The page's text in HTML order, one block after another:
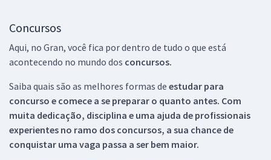
Concursos
Aqui, no Gran, você fica por dentro de tudo o que está
acontecendo no mundo dos concursos.
Saiba quais são as melhores formas de estudar para
concurso e comece a se preparar o quanto antes. Com
muita dedicação, disciplina e uma ajuda de profissionais
experientes no ramo dos concursos, a sua chance de
conquistar uma vaga passa a ser bem maior.